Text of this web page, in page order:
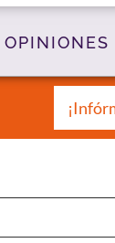
OPINIONES